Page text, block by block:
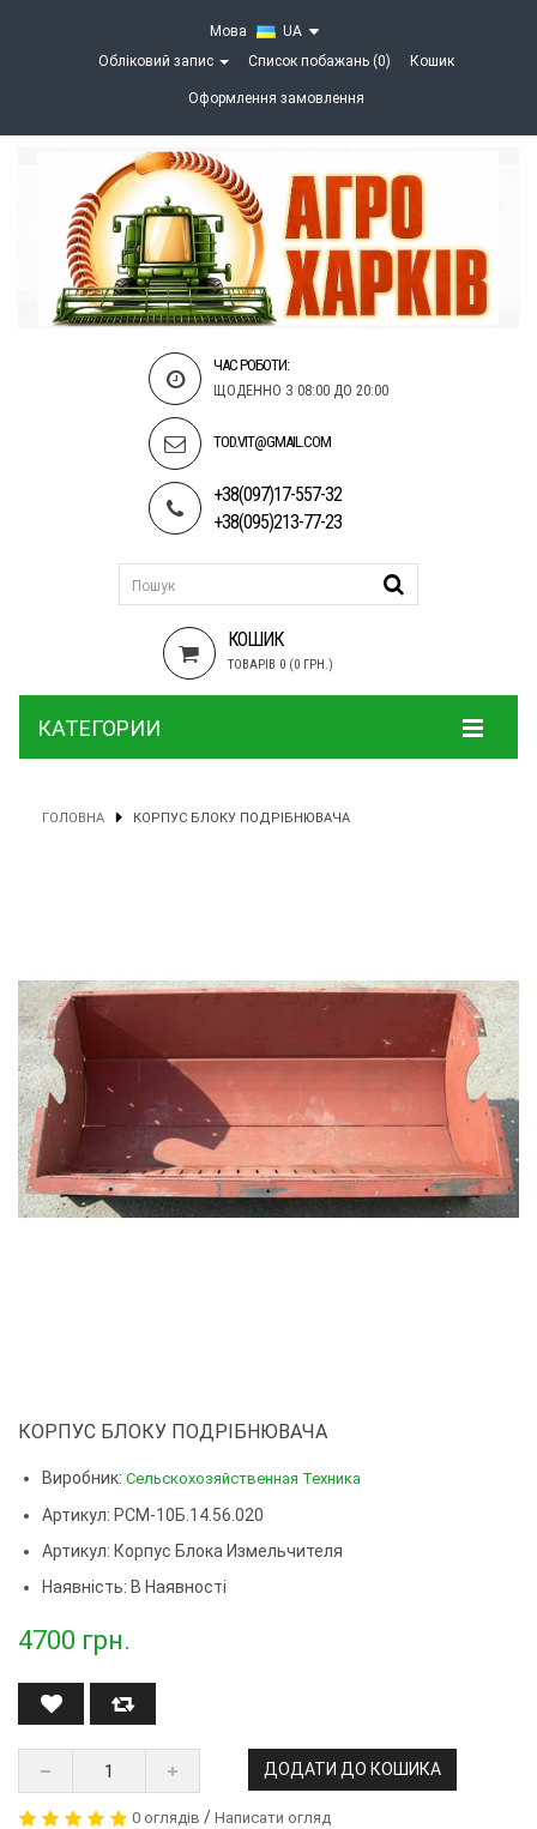
Мова
UA
Обліковий запис
Список побажань (0) Кошик
Оформлення замовлення
ЧАС РОБОТИ:
ЩОДЕННО З 08:00 ДО 20:00
TOD.VIT@GMAIL.COM
+38(097)17-557-32
+38(095)213-77-23
КОШИК
ТОВАРІВ 0 (0 ГРН.)
КАТЕГОРИИ
ГОЛОВНА КОРПУС БЛОКУ ПОДРІБНЮВАЧА
КОРПУС БЛОКУ ПОДРІБНЮВАЧА
Виробник: Сельскохозяйственная Техника
Артикул: РСМ-10Б.14.56.020
Артикул: Корпус Блока Измельчителя
Наявність: В Наявності
4700 грн.
ДОДАТИ ДО КОШИКА
0 оглядів / Написати огляд